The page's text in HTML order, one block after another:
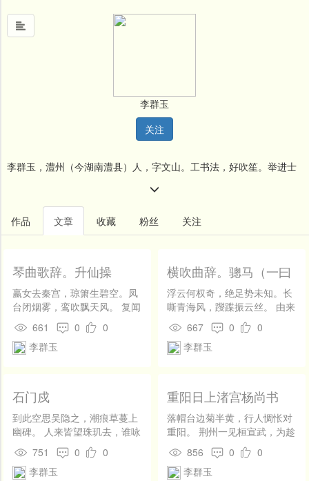
文
名
人
新
开
发
社
区
录
李群玉
关注
李群玉，澧州（今湖南澧县）人，字文山。工书法，好吹笙。举进士
不第。后因献诗于朝，授弘文馆校书郎。不久，辞官回乡。有《李群
玉诗集》。
作品 文章 收藏 粉丝 关注
琴曲歌辞。升仙操
嬴女去秦宫，琼箫生碧空。凤
台闭烟雾，鸾吹飘天风。 复闻
周太子，亦遇浮丘公。丛簧发
仙弄，轻举紫霞中。 浊世不久
住，清都路何穷。一去霄汉
661 0
0
李群玉
横吹曲辞。骢马（一曰
骢马驱）
浮云何权奇，绝足势未知。长
嘶青海风，躞蹀振云丝。 由来
渥洼种，本是苍龙儿。穆满不
再活，无人昆阆骑。 君识跃峤
怯，宁劳耀金羁。青刍与白
外，逐日向瑶池。
667 0
0
李群玉
石门戍
到此空思吴隐之，潮痕草蔓上
幽碑。 人来皆望珠玑去，谁咏
贪泉四句诗。
751 0
0
李群玉
重阳日上渚宫杨尚书
落帽台边菊半黄，行人惆怅对
重阳。 荆州一见桓宣武，为趁
悲秋入帝乡。
856 0
0
李群玉